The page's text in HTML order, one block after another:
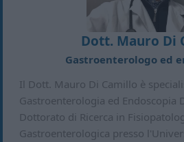
Dott. Mauro Di
Gastroenterologo ed
Il Dott. Mauro Di Camillo è
Gastroenterologia ed Endoscopia
Dottorato di Ricerca in
Gastroenterologica presso